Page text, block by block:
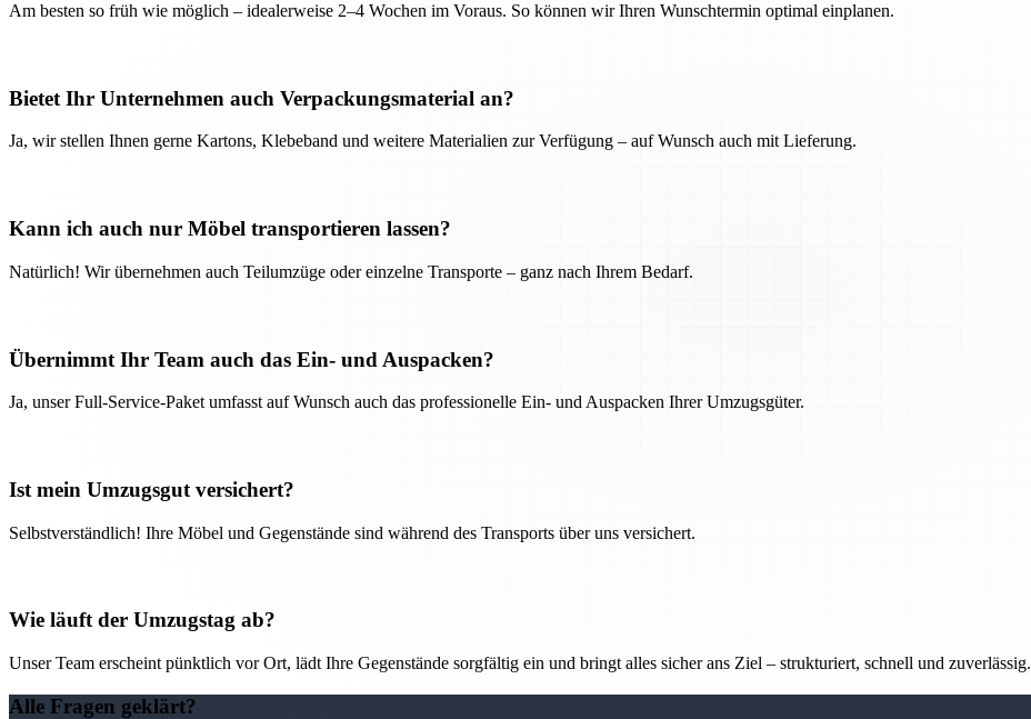
Am besten so früh wie möglich – idealerweise 2–4 Wochen im Voraus. So können wir Ihren Wunschtermin optimal einplanen.
Bietet Ihr Unternehmen auch Verpackungsmaterial an?
Ja, wir stellen Ihnen gerne Kartons, Klebeband und weitere Materialien zur Verfügung – auf Wunsch auch mit Lieferung.
Kann ich auch nur Möbel transportieren lassen?
Natürlich! Wir übernehmen auch Teilumzüge oder einzelne Transporte – ganz nach Ihrem Bedarf.
Übernimmt Ihr Team auch das Ein- und Auspacken?
Ja, unser Full-Service-Paket umfasst auf Wunsch auch das professionelle Ein- und Auspacken Ihrer Umzugsgüter.
Ist mein Umzugsgut versichert?
Selbstverständlich! Ihre Möbel und Gegenstände sind während des Transports über uns versichert.
Wie läuft der Umzugstag ab?
Unser Team erscheint pünktlich vor Ort, lädt Ihre Gegenstände sorgfältig ein und bringt alles sicher ans Ziel – strukturiert, schnell und zuverlässig.
Alle Fragen geklärt?